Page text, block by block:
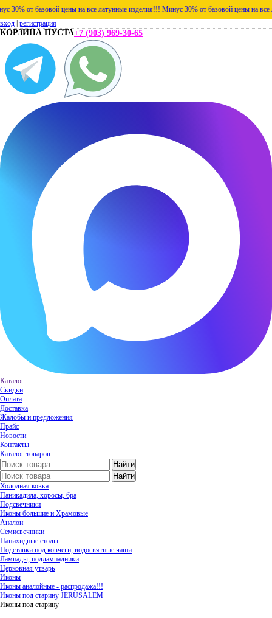
от базовой цены на все латунные изделия!!! Минус 30% от базовой цены на все
вход регистрация
КОРЗИНА ПУСТА+7 (903) 969-30-65
Каталог
Скидки
Оплата
Доставка
Жалобы и предложения
Прайс
Новости
Контакты
Каталог товаров
Холодная ковка
Паникадила, хоросы, бра
Подсвечники
Иконы большие и Храмовые
Аналои
Семисвечники
Панихидные столы
Подставки под ковчеги, водосвятные чаши
Лампады, подлампадники
Церковная утварь
Иконы
Иконы аналойные - распродажа!!!
Иконы под старину JERUSALEM
Иконы под старину